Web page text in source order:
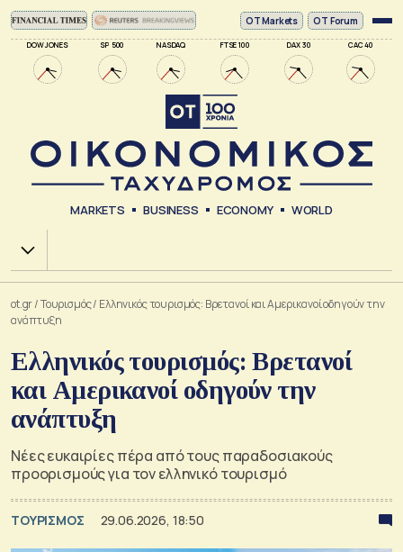
DOW JONES SP 500 NASDAQ FTSE 100 DAX 30 CAC 40
ΟΤ Markets OT Forum
MARKETS BUSINESS ECONOMY WORLD
Χ.Α.
ot.gr/Τουρισμός/ Ελληνικός τουρισμός: Βρετανοί και Αμερικανοί οδηγούν την
ανάπτυξη
Ελληνικός τουρισμός: Βρετανοί
και Αμερικανοί οδηγούν την
ανάπτυξη
Νέες ευκαιρίες πέρα από τους παραδοσιακούς
προορισμούς για τον ελληνικό τουρισμό
ΤΟΥΡΙΣΜΟΣ 29.06.2026, 18:50